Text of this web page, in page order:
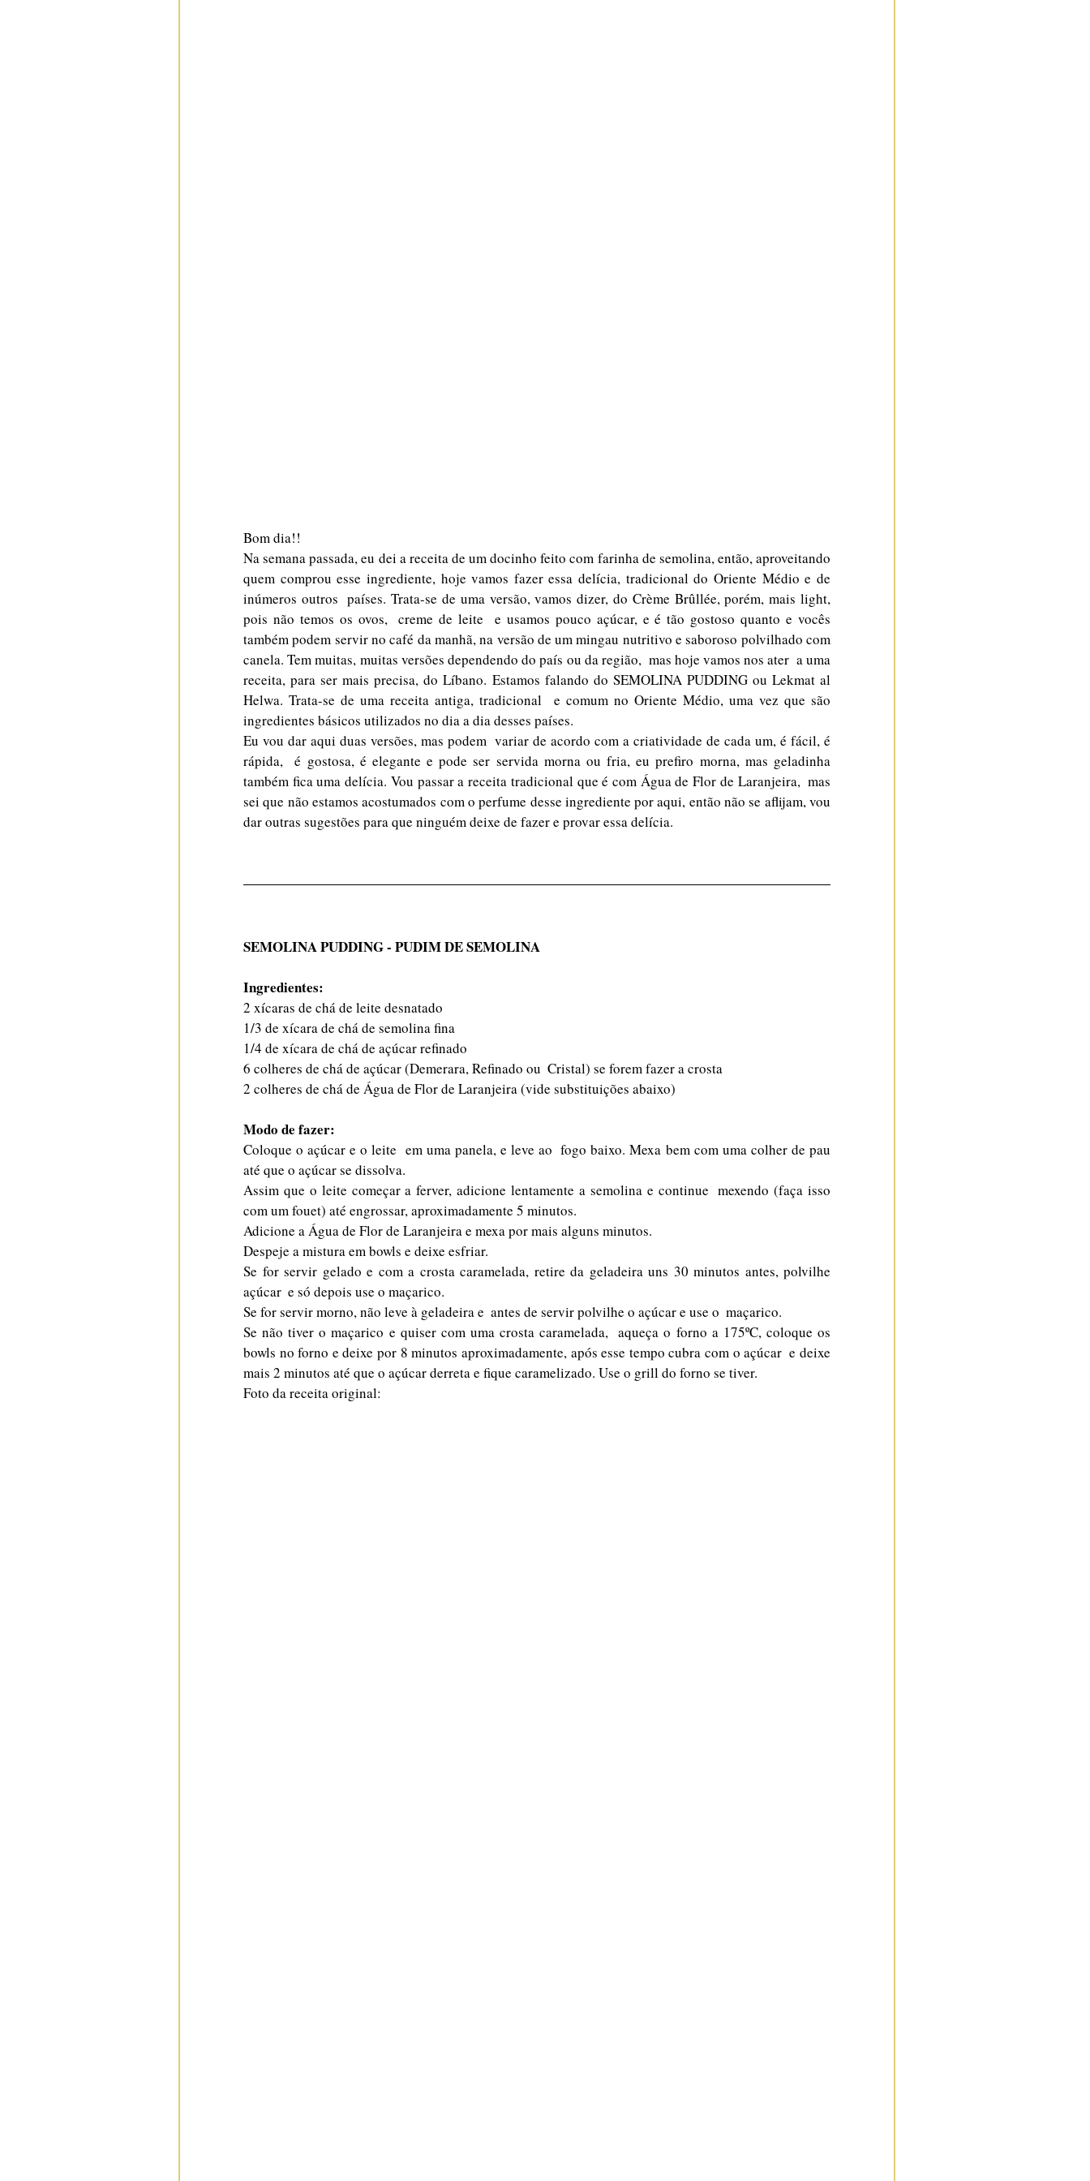
Bom dia!!
Na semana passada, eu dei a receita de um docinho feito com farinha de semolina, então, aproveitando
quem comprou esse ingrediente, hoje vamos fazer essa delícia, tradicional do Oriente Médio e de
inúmeros outros  países. Trata-se de uma versão, vamos dizer, do Crème Brûllée, porém, mais light,
pois não temos os ovos,  creme de leite  e usamos pouco açúcar, e é tão gostoso quanto e vocês
também podem servir no café da manhã, na versão de um mingau nutritivo e saboroso polvilhado com
canela. Tem muitas, muitas versões dependendo do país ou da região,  mas hoje vamos nos ater  a uma
receita, para ser mais precisa, do Líbano. Estamos falando do SEMOLINA PUDDING ou Lekmat al
Helwa. Trata-se de uma receita antiga, tradicional  e comum no Oriente Médio, uma vez que são
ingredientes básicos utilizados no dia a dia desses países.
Eu vou dar aqui duas versões, mas podem  variar de acordo com a criatividade de cada um, é fácil, é
rápida,  é gostosa, é elegante e pode ser servida morna ou fria, eu prefiro morna, mas geladinha
também fica uma delícia. Vou passar a receita tradicional que é com Água de Flor de Laranjeira,  mas
sei que não estamos acostumados com o perfume desse ingrediente por aqui, então não se aflijam, vou
dar outras sugestões para que ninguém deixe de fazer e provar essa delícia.
SEMOLINA PUDDING - PUDIM DE SEMOLINA
Ingredientes:
2 xícaras de chá de leite desnatado
1/3 de xícara de chá de semolina fina
1/4 de xícara de chá de açúcar refinado
6 colheres de chá de açúcar (Demerara, Refinado ou  Cristal) se forem fazer a crosta
2 colheres de chá de Água de Flor de Laranjeira (vide substituições abaixo)
Modo de fazer:
Coloque o açúcar e o leite  em uma panela, e leve ao  fogo baixo. Mexa bem com uma colher de pau
até que o açúcar se dissolva.
Assim que o leite começar a ferver, adicione lentamente a semolina e continue  mexendo (faça isso
com um fouet) até engrossar, aproximadamente 5 minutos.
Adicione a Água de Flor de Laranjeira e mexa por mais alguns minutos.
Despeje a mistura em bowls e deixe esfriar.
Se for servir gelado e com a crosta caramelada, retire da geladeira uns 30 minutos antes, polvilhe
açúcar  e só depois use o maçarico.
Se for servir morno, não leve à geladeira e  antes de servir polvilhe o açúcar e use o  maçarico.
Se não tiver o maçarico e quiser com uma crosta caramelada,  aqueça o forno a 175ºC, coloque os
bowls no forno e deixe por 8 minutos aproximadamente, após esse tempo cubra com o açúcar  e deixe
mais 2 minutos até que o açúcar derreta e fique caramelizado. Use o grill do forno se tiver.
Foto da receita original: